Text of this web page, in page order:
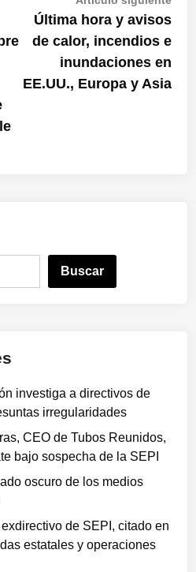
Última hora y avisos
de calor, incendios e
inundaciones en
EE.UU., Europa y Asia
Buscar
investiga a directivos de
irregularidades
CEO de Tubos Reunidos,
bajo sospecha de la SEPI
oscuro de los medios
de SEPI, citado en
estatales y operaciones